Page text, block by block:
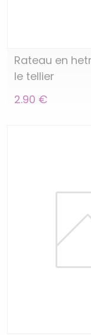
Rateau en
le tellier
2.90 €